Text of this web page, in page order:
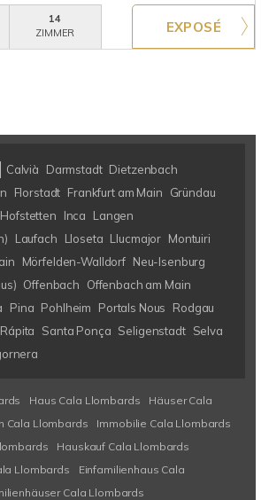
14
ZIMMER
Calvià Darmstadt Dietzenbach
Florstadt Frankfurt am Main
Gründau
Hofstetten Inca
Langen
Laufach Lloseta Llucmajor Montuiri
Mörfelden-Walldorf Neu-Isenburg
Offenbach
Offenbach am Main
Pina Pohlheim Portals Nous
Rodgau
Santa Ponça Seligenstadt Selva
Haus Cala Llombards
Häuser Cala
Cala Llombards
Immobilie Cala Llombards
Hauskauf Cala Llombards
Llombards
Einfamilienhaus Cala
Cala Llombards